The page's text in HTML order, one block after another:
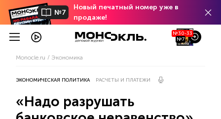
№7
Новый печатный номер уже в
продаже!
№30-33
№7
Monocle.ru Экономика
ЭКОНОМИЧЕСКАЯ ПОЛИТИКА РАСЧЕТЫ И ПЛАТЕЖИ
«Надо разрушать